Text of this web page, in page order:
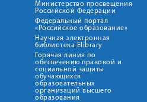
Министерство просвещения
Российской Федерации
Федеральный портал
«Российское образование»
Научная электронная
библиотека Elibrary
Горячая линия по
обеспечению правовой и
социальной защиты
обучающихся
образовательных
организаций высшего
образования